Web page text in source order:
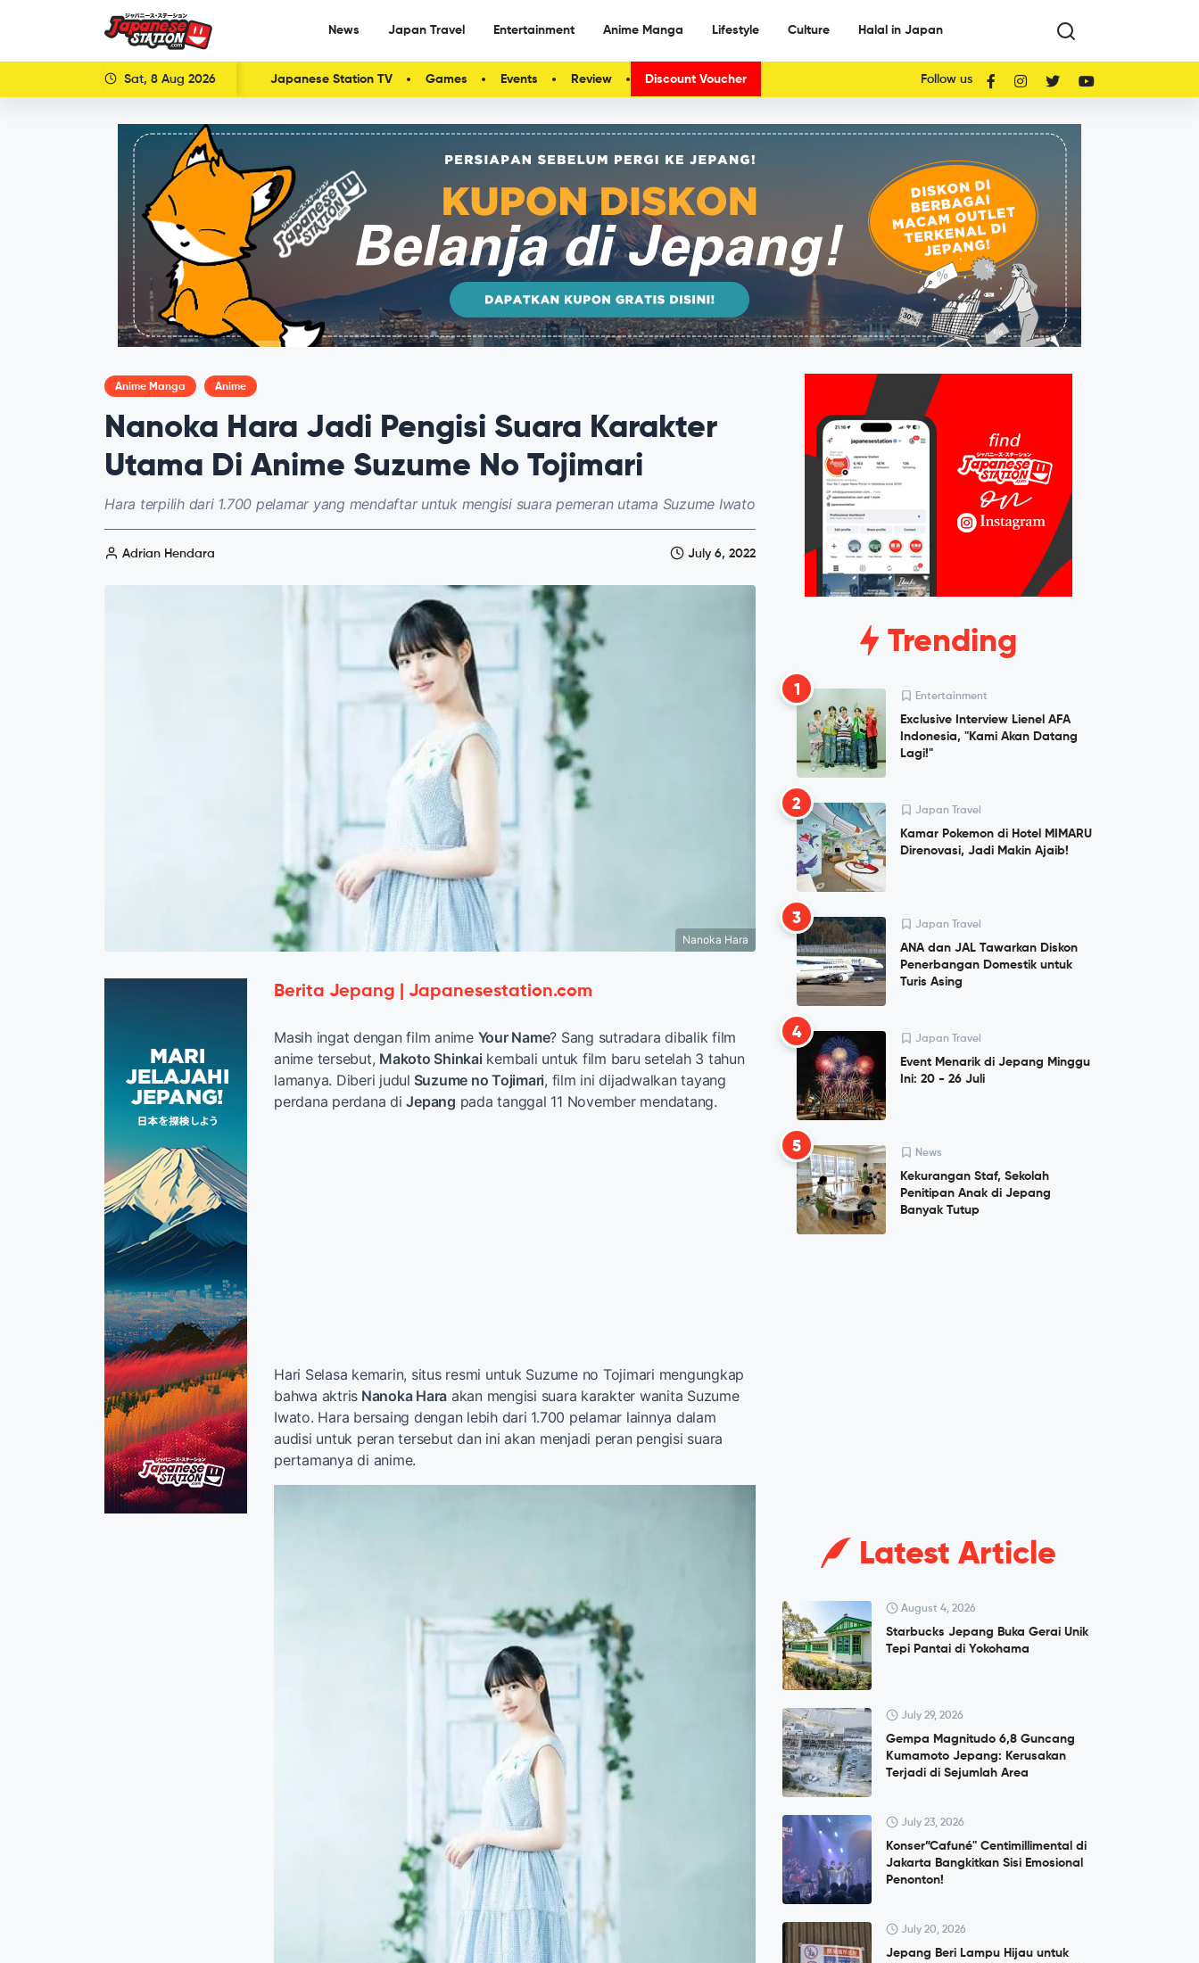
News Japan Travel Entertainment Anime Manga Lifestyle Culture Halal in Japan
Sat, 8 Aug 2026 Japanese Station TV Games Events Review Discount Voucher Follow us
Anime Manga Anime
Nanoka Hara Jadi Pengisi Suara Karakter
Utama Di Anime Suzume No Tojimari
Hara terpilih dari 1.700 pelamar yang mendaftar untuk mengisi suara pemeran utama Suzume Iwato
Adrian Hendara July 6, 2022
Nanoka Hara
Berita Jepang | Japanesestation.com
Masih ingat dengan film anime Your Name? Sang sutradara dibalik film
anime tersebut, Makoto Shinkai kembali untuk film baru setelah 3 tahun
lamanya. Diberi judul Suzume no Tojimari, film ini dijadwalkan tayang
perdana perdana diJepang pada tanggal 11 November mendatang.
Hari Selasa kemarin, situs resmi untuk Suzume no Tojimari mengungkap
bahwa aktris Nanoka Hara akan mengisi suara karakter wanita Suzume
Iwato. Hara bersaing dengan lebih dari 1.700 pelamar lainnya dalam
audisi untuk peran tersebut dan ini akan menjadi peran pengisi suara
pertamanya di anime.
Trending
1 Entertainment
Exclusive Interview Lienel AFA
Indonesia, "Kami Akan Datang
Lagi!"
2 Japan Travel
Kamar Pokemon di Hotel MIMARU
Direnovasi, Jadi Makin Ajaib!
3 Japan Travel
ANA dan JAL Tawarkan Diskon
Penerbangan Domestik untuk
Turis Asing
4 Japan Travel
Event Menarik di Jepang Minggu
Ini: 20 - 26 Juli
5 News
Kekurangan Staf, Sekolah
Penitipan Anak di Jepang
Banyak Tutup
Latest Article
August 4, 2026
Starbucks Jepang Buka Gerai Unik
Tepi Pantai di Yokohama
July 29, 2026
Gempa Magnitudo 6,8 Guncang
Kumamoto Jepang: Kerusakan
Terjadi di Sejumlah Area
July 23, 2026
Konser”Cafuné" Centimillimental di
Jakarta Bangkitkan Sisi Emosional
Penonton!
July 20, 2026
Jepang Beri Lampu Hijau untuk